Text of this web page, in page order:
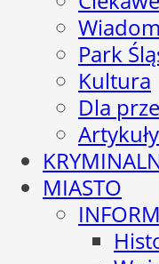
Park
Kultura
Dla
MIASTO